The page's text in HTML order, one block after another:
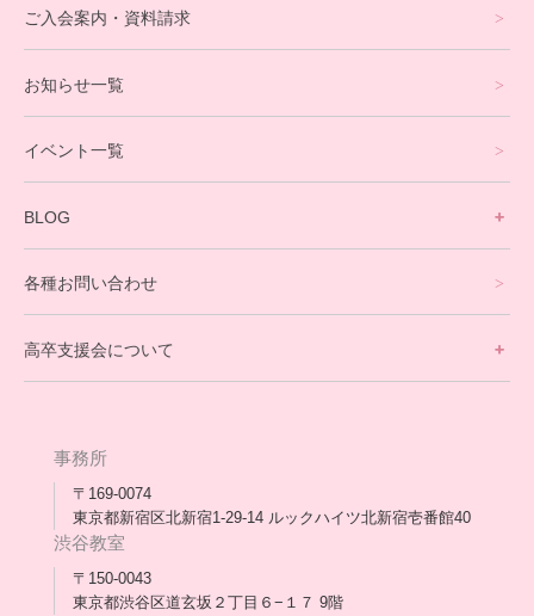
eスポーツコース
就労支援コース
英会話・海外留学コース
寮生活サポート
卒業生の今
アウトリーチ支援
[家庭訪問カウンセリング]
ご入会案内・資料請求
お知らせ一覧
イベント一覧
BLOG
保護者交流だより一覧
会長コラム一覧
各種お問い合わせ
高卒支援会について
メディア出演
スタッフ紹介
事務所
〒169-0074
東京都新宿区北新宿1-29-14 ルックハイツ北新宿壱番館40
渋谷教室
〒150-0043
東京都渋谷区道玄坂２丁目６−１７ 9階